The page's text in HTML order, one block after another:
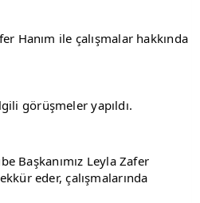
Hanım ile çalışmalar hakkında
görüşmeler yapıldı.
Başkanımız Leyla Zafer
eder, çalışmalarında